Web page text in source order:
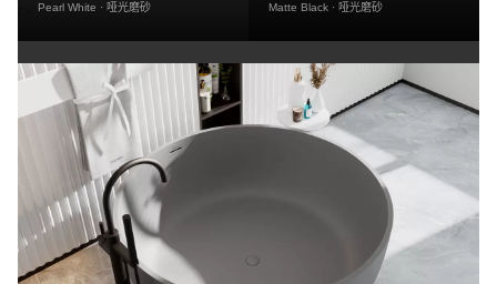
Pearl White · 哑光磨砂 Matte Black · 哑光磨砂